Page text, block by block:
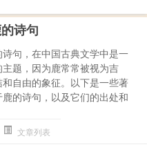
诗句
诗句，在中国古典文学中是一
题，因为鹿常常被视为吉
自由的象征。以下是一些著
的诗句，以及它们的出处和
文章列表